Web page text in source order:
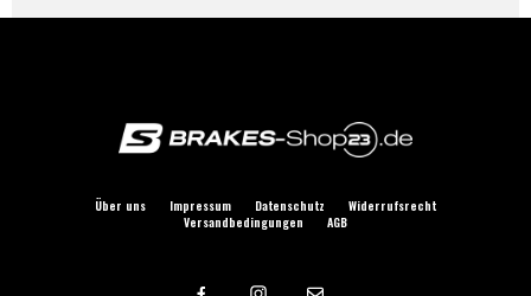
Über uns Impressum Datenschutz
Widerrufsrecht
Versandbedingungen
AGB